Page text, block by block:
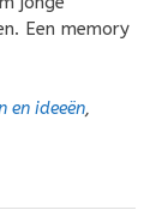
Een memory
en ideeën,